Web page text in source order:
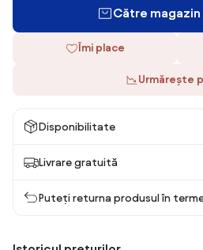
Către magazin
Îmi place
Urmărește
Disponibilitate
Livrare gratuită
Puteți returna produsul în